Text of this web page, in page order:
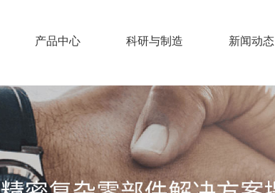
产品中心 科研与制造 新闻动态